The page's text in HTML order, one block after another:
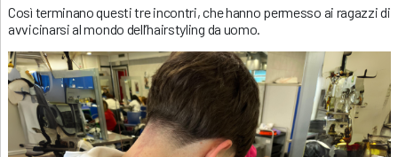
Così terminano questi tre incontri, che hanno permesso ai ragazzi di
avvicinarsi al mondo dell’hairstyling da uomo.